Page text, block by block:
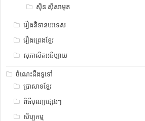
ស៊ិន ស៊ីសាមុត
រឿងនិទានបរទេស
រឿងព្រេងខ្មែរ
សុភាសិតអធិប្បាយ
ចំណេះដឹងទូទៅ
ប្រាសាទខ្មែរ
ពិធីបុណ្យផ្សេងៗ
សិប្បកម្ម